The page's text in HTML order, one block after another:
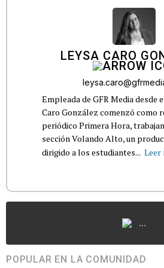
LEYSA CARO
Empleada de GFR Media desde
Caro González comenzó como
periódico Primera Hora,
sección Volando Alto, un
dirigido a los estudiantes... Leer
...
POPULAR EN LA COMUNIDAD